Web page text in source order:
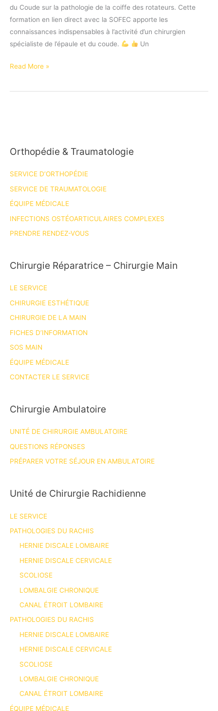
du Coude sur la pathologie de la coiffe des rotateurs. Cette
formation en lien direct avec la SOFEC apporte les
connaissances indispensables à l’activité d’un chirurgien
spécialiste de l’épaule et du coude.
Un
3ème
du
L’épaule
du
coude
Read More »
Orthopédie & Traumatologie
SERVICE D’ORTHOPÉDIE
SERVICE DE TRAUMATOLOGIE
ÉQUIPE MÉDICALE
INFECTIONS OSTÉOARTICULAIRES COMPLEXES
PRENDRE RENDEZ-VOUS
Chirurgie Réparatrice – Chirurgie Main
LE SERVICE
CHIRURGIE ESTHÉTIQUE
CHIRURGIE DE LA MAIN
FICHES D’INFORMATION
SOS MAIN
ÉQUIPE MÉDICALE
CONTACTER LE SERVICE
Chirurgie Ambulatoire
UNITÉ DE CHIRURGIE AMBULATOIRE
QUESTIONS RÉPONSES
PRÉPARER VOTRE SÉJOUR EN AMBULATOIRE
Unité de Chirurgie Rachidienne
LE SERVICE
PATHOLOGIES DU RACHIS
HERNIE DISCALE LOMBAIRE
HERNIE DISCALE CERVICALE
SCOLIOSE
LOMBALGIE CHRONIQUE
CANAL ÉTROIT LOMBAIRE
PATHOLOGIES DU RACHIS
HERNIE DISCALE LOMBAIRE
HERNIE DISCALE CERVICALE
SCOLIOSE
LOMBALGIE CHRONIQUE
CANAL ÉTROIT LOMBAIRE
ÉQUIPE MÉDICALE